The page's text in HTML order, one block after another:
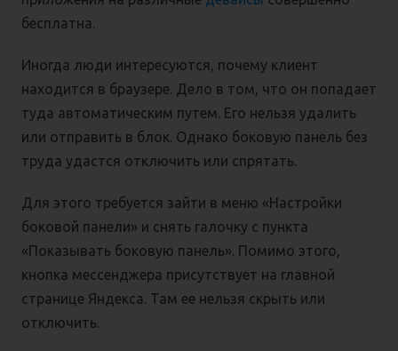
бесплатна.
Иногда люди интересуются, почему клиент
находится в браузере. Дело в том, что он попадает
туда автоматическим путем. Его нельзя удалить
или отправить в блок. Однако боковую панель без
труда удастся отключить или спрятать.
Для этого требуется зайти в меню «Настройки
боковой панели» и снять галочку с пункта
«Показывать боковую панель». Помимо этого,
кнопка мессенджера присутствует на главной
странице Яндекса. Там ее нельзя скрыть или
отключить.